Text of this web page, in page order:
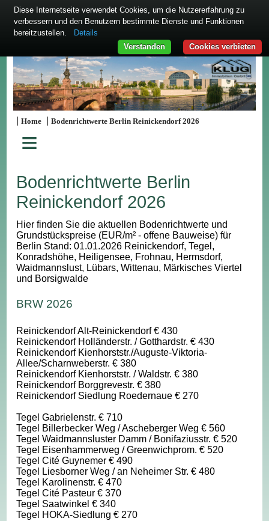
|Home |Bodenrichtwerte Berlin Reinickendorf 2026
≡
Bodenrichtwerte Berlin
Reinickendorf 2026
Hier finden Sie die aktuellen Bodenrichtwerte und
Grundstückspreise (EUR/m² - offene Bauweise) für
Berlin Stand: 01.01.2026 Reinickendorf, Tegel,
Konradshöhe, Heiligensee, Frohnau, Hermsdorf,
Waidmannslust, Lübars, Wittenau, Märkisches Viertel
und Borsigwalde
BRW 2026
Reinickendorf Alt-Reinickendorf € 430
Reinickendorf Holländerstr. / Gotthardstr. € 430
Reinickendorf Kienhorststr./Auguste-Viktoria-
Allee/Scharnweberstr. € 380
Reinickendorf Kienhorststr. / Waldstr. € 380
Reinickendorf Borggrevestr. € 380
Reinickendorf Siedlung Roedernaue € 270
Tegel Gabrielenstr. € 710
Tegel Billerbecker Weg / Ascheberger Weg € 560
Tegel Waidmannsluster Damm / Bonifaziusstr. € 520
Tegel Eisenhammerweg / Greenwichprom. € 520
Tegel Cité Guynemer € 490
Tegel Liesborner Weg / an Neheimer Str. € 480
Tegel Karolinenstr. € 470
Tegel Cité Pasteur € 370
Tegel Saatwinkel € 340
Tegel HOKA-Siedlung € 270
Diese Internetseite verwendet Cookies, um die Nutzererfahrung zu
verbessern und den Benutzern bestimmte Dienste und Funktionen
bereitzustellen.
Details
Cookies verbieten
Verstanden